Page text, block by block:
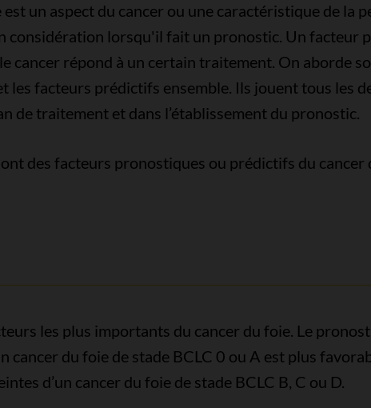
un aspect du cancer ou une caractéristique de la
considération lorsqu'il fait un pronostic. Un facteur
cancer répond à un certain traitement. On aborde
les facteurs prédictifs ensemble. Ils jouent tous les
de traitement et dans l’établissement du pronostic.
des facteurs pronostiques ou prédictifs du cancer
les plus importants du cancer du foie. Le
cancer du foie de stade BCLC 0 ou A est plus
d’un cancer du foie de stade BCLC B, C ou D.